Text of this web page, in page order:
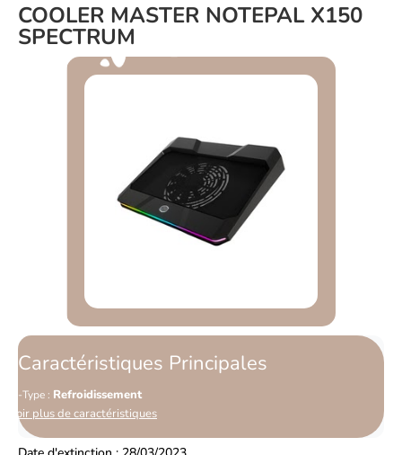
COOLER MASTER NOTEPAL X150
SPECTRUM
Caractéristiques Principales
Type : Refroidissement
Voir plus de caractéristiques